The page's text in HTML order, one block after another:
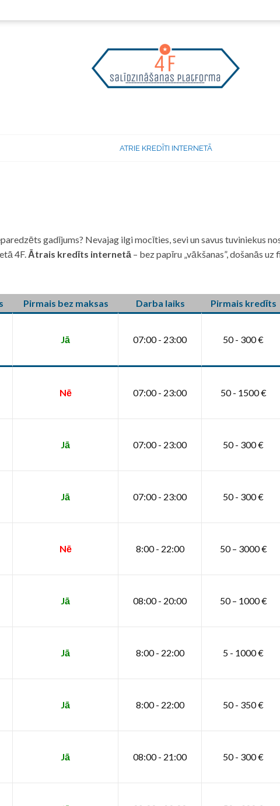
ATRIE KREDĪTI INTERNETĀ
gadījums? Nevajag ilgi mocīties, sevi un savus tuviniekus
4F. Ātrais kredīts internetā – bez papīru „vākšanas”, došanās
Pirmais bez maksas Darba laiks Pirmais kredīts
Jā 07:00 - 23:00 50 - 300 €
Nē 07:00 - 23:00 50 - 1500 €
Jā 07:00 - 23:00 50 - 300 €
Jā 07:00 - 23:00 50 - 300 €
Nē 8:00 - 22:00 50 – 3000 €
Jā 08:00 - 20:00 50 – 1000 €
Jā 8:00 - 22:00 5 - 1000 €
Jā 8:00 - 22:00 50 - 350 €
Jā 08:00 - 21:00 50 - 300 €